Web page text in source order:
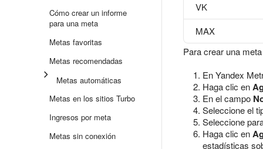
Cómo crear un informe
para una meta
Metas favoritas
Metas recomendadas
Metas automáticas
Metas en los sitios Turbo
Ingresos por meta
Metas sin conexión
VK
MAX
Para crear una
En Yandex
Haga clic en
En el campo
Seleccione el
Seleccione
Haga clic en
estadísticas